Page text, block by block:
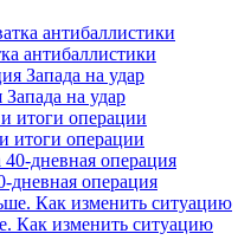
антибаллистики
на удар
итоги операции
дневная операция
Как изменить ситуацию